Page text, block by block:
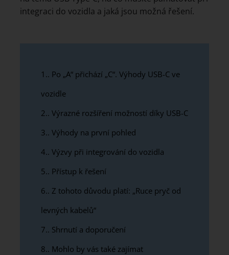
integraci do vozidla a jaká jsou možná řešení.
1. Po „A“ přichází „C“. Výhody USB-C ve
vozidle
2. Výrazné rozšíření možností díky USB-C
3. Výhody na první pohled
4. Výzvy při integrování do vozidla
5. Přístup k řešení
6. Z tohoto důvodu platí: „Ruce pryč od
levných kabelů“
7. Shrnutí a doporučení
8. Mohlo by vás také zajímat